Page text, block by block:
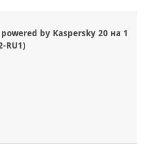
by Kaspersky 20 на 1
RU1)